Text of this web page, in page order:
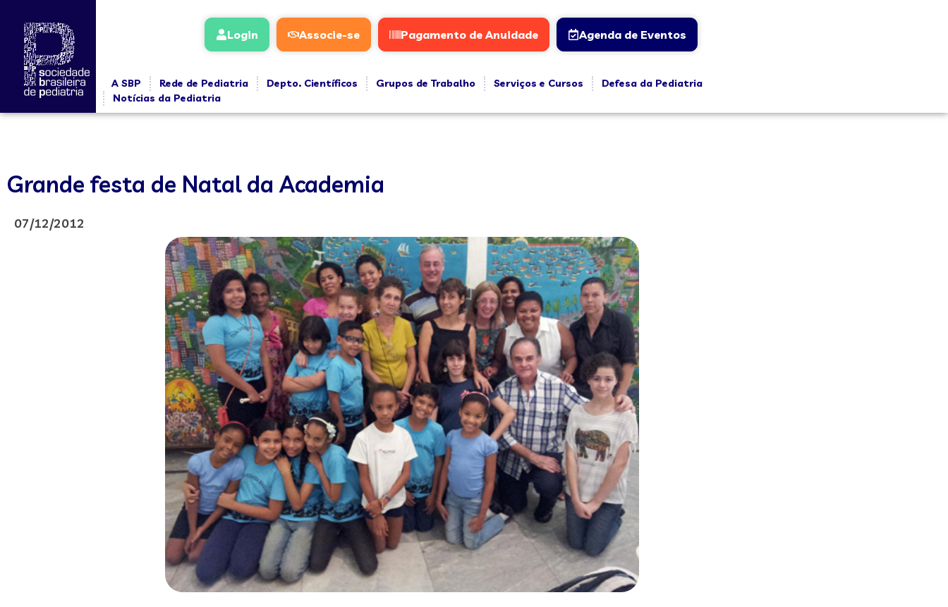
Login Associe-se Pagamento de Anuidade Agenda de Eventos
A SBP Rede de Pediatria Depto. Científicos Grupos de Trabalho Serviços e Cursos
Defesa da Pediatria
Notícias da Pediatria
Grande festa de Natal da Academia
07/12/2012